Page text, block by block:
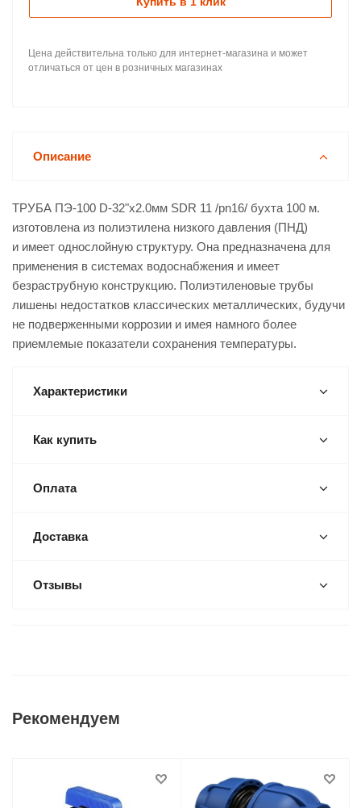
Цена действительна только для интернет-магазина и может
отличаться от цен в розничных магазинах
Описание
ТРУБА ПЭ-100 D-32"х2.0мм SDR 11 /pn16/ бухта 100 м.
изготовлена из полиэтилена низкого давления (ПНД)
и имеет однослойную структуру. Она предназначена для
применения в системах водоснабжения и имеет
безраструбную конструкцию. Полиэтиленовые трубы
лишены недостатков классических металлических, будучи
не подверженными коррозии и имея намного более
приемлемые показатели сохранения температуры.
Характеристики
Как купить
Оплата
Доставка
Отзывы
Рекомендуем